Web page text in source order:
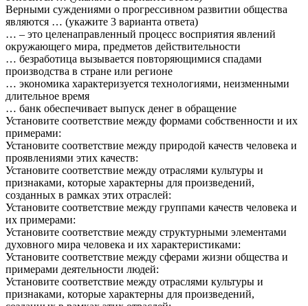
Верными суждениями о прогрессивном развитии общества
являются … (укажите 3 варианта ответа)
… – это целенаправленный процесс восприятия явлений
окружающего мира, предметов действительности
… безработица вызывается повторяющимися спадами
производства в стране или регионе
… экономика характеризуется технологиями, неизменными
длительное время
… банк обеспечивает выпуск денег в обращение
Установите соответствие между формами собственности и их
примерами:
Установите соответствие между природой качеств человека и
проявлениями этих качеств:
Установите соответствие между отраслями культуры и
признаками, которые характерны для произведений,
созданных в рамках этих отраслей:
Установите соответствие между группами качеств человека и
их примерами:
Установите соответствие между структурными элементами
духовного мира человека и их характеристиками:
Установите соответствие между сферами жизни общества и
примерами деятельности людей:
Установите соответствие между отраслями культуры и
признаками, которые характерны для произведений,